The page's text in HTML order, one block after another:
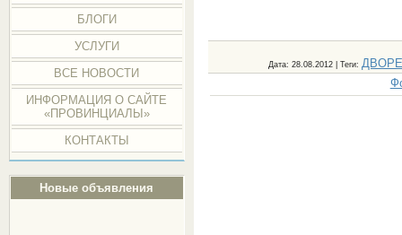
БЛОГИ
УСЛУГИ
ВСЕ НОВОСТИ
ИНФОРМАЦИЯ О САЙТЕ
«ПРОВИНЦИАЛЫ»
КОНТАКТЫ
Новые объявления
Дата: 28.08.2012 | Теги: